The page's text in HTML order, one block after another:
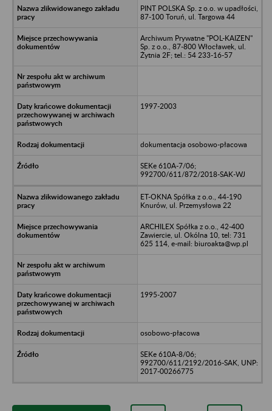
PINT POLSKA Sp. z o.o. w upadłości,
87-100 Toruń, ul. Targowa 44
Archiwum Prywatne "POL-KAIZEN"
Sp. z o.o., 87-800 Włocławek, ul.
Żytnia 2F; tel.: 54 233-16-57
1997-2003
dokumentacja osobowo-płacowa
SEKe 610A-7/06;
992700/611/872/2018-SAK-WJ
ET-OKNA Spółka z o.o., 44-190
Knurów, ul. Przemysłowa 22
ARCHILEX Spółka z o.o., 42-400
Zawiercie, ul. Okólna 10, tel: 731
625 114, e-mail: biuroakta@wp.pl
1995-2007
osobowo-płacowa
SEKe 610A-8/06;
992700/611/2192/2016-SAK, UNP:
2017-00266775